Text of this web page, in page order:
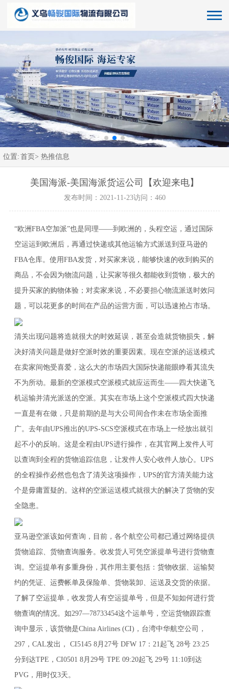
位置: 首页> 热推信息
美国海派-美国海派货运公司【欢迎来电】
发布时间：2021-11-23访问：460
“欧洲FBA空加派”也是同理——到欧洲的，头程空运，通过国际
空运运到欧洲后，再通过快递或其他运输方式派送到亚马逊的
FBA仓库。使用FBA发货，对买家来说，能够快速的收到购买的
商品，不会因为物流问题，让买家等很久都能收到货物，极大的
提升买家的购物体验；对卖家来说，不必要担心物流派送时效问
题，可以花更多的时间在产品的运营方面，可以迅速抢占市场。
清关出现问题将造就很大的时效延误，甚至会造就货物损失，解
决好清关问题是做好空派时效的重要因素。现在空派的运送模式
在卖家间饱受喜爱，这么大的市场四大国际快递能眼睁看其流失
不为所动。最新的空派模式空派模式就应运而生——四大快递飞
机运输并清光派送的空派。其实在市场上这个空派模式四大快递
一直是有在做，只是前期的是与大公司间合作未在市场全面推
广。去年由UPS推出的UPS-SCS空派模式在市场上一经放出就引
起不小的反响。这是全程由UPS进行操作，在其官网上发件人可
以查询到全程的货物追踪信息，让发件人安心收件人放心。UPS
的全程操作必然也包含了清关这项操作，UPS的官方清关能力这
个是毋庸置疑的。这样的空派运送模式就很大的解决了货物的安
全隐患。
亚马逊空派该如何查询，目前，各个航空公司都已通过网络提供
货物追踪、货物查询服务。收发货人可凭空派提单号进行货物查
询。空运提单有多重身份，其作用主要包括：货物收据、运输契
约的凭证、运费帐单及保险单、货物装卸、运送及交货的依据。
了解了空运提单，收发货人有空运提单号，但是不知如何进行货
物查询的情况。如297—78733454这个运单号，空运货物跟踪查
询中显示，该货物是China Airlines (CI)，台湾中华航空公司，
297，CAL发出， CI5145 8月27号 DFW 17：21起飞 28号 23:25
分到达TPE，CI0501 8月29号 TPE 09:20起飞 29号 11:10到达
PVG，用时仅3天。